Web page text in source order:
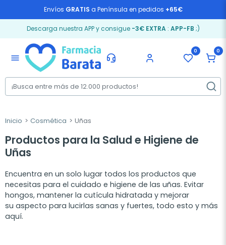
Envíos GRATIS a Península en pedidos +65€
Descarga nuestra APP y consigue -3€ EXTRA: APP-FB ;)
menu
0 0
Inicio Cosmética Uñas
Productos para la Salud e Higiene de
Uñas
Encuentra en un solo lugar todos los productos que
necesitas para el cuidado e higiene de las uñas. Evitar
hongos, mantener la cutícula hidratada y mejorar
su aspecto para lucirlas sanas y fuertes, todo esto y más
aquí.